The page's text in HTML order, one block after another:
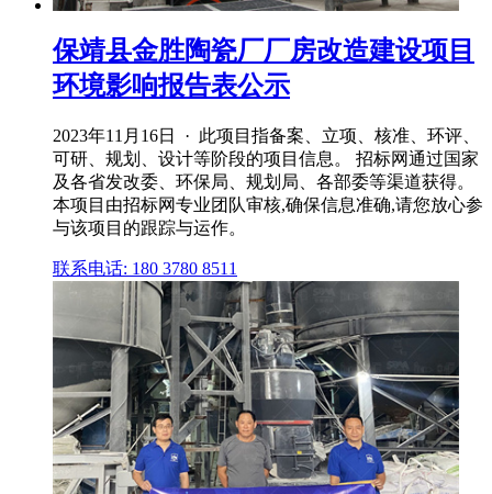
保靖县金胜陶瓷厂厂房改造建设项目
环境影响报告表公示
2023年11月16日 · 此项目指备案、立项、核准、环评、
可研、规划、设计等阶段的项目信息。 招标网通过国家
及各省发改委、环保局、规划局、各部委等渠道获得。
本项目由招标网专业团队审核,确保信息准确,请您放心参
与该项目的跟踪与运作。
联系电话: 180 3780 8511